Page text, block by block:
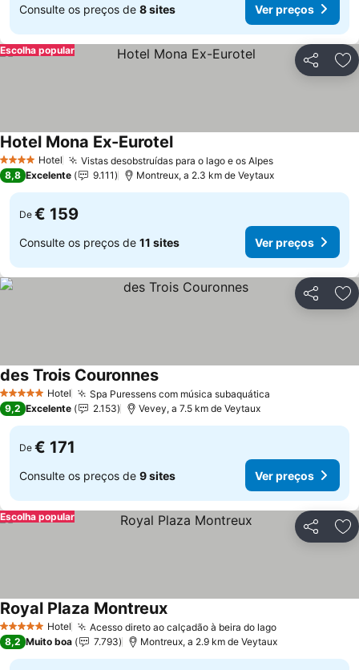
Consulte os preços de 8 sites Ver preços
Partilhar
Escolha popular
4 EstrelasHotel Vistas desobstruídas para o lago e os AlpesVer preços
Hotel Mona Ex-EurotelVer preços
8,8 Excelente 9.111 Montreux, a 2.3 km de Veytaux
De € 159
Consulte os preços de 11 sites Ver preços
Partilhar
5 Estrelas Hotel Spa Puressens com música subaquática
des Trois CouronnesVer preços
9,2 Excelente 2.153 Vevey, a 7.5 km de Veytaux
De € 171
Consulte os preços de 9 sites Ver preços
Partilhar
Escolha popular
5 Estrelas Hotel Acesso direto ao calçadão à beira do lagoVer preços
Royal Plaza MontreuxVer preços
8,2 Muito boa 7.793 Montreux, a 2.9 km de Veytaux